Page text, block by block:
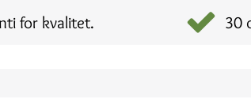
for kvalitet. 30